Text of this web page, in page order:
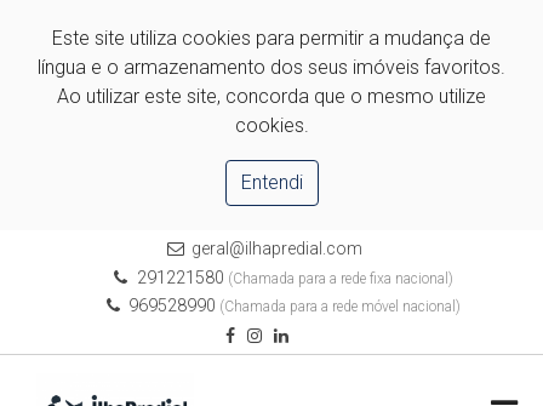
Este site utiliza cookies para permitir a mudança de
língua e o armazenamento dos seus imóveis favoritos.
Ao utilizar este site, concorda que o mesmo utilize
cookies.
Entendi
geral@ilhapredial.com
291221580 (Chamada para a rede fixa nacional)
969528990 (Chamada para a rede móvel nacional)